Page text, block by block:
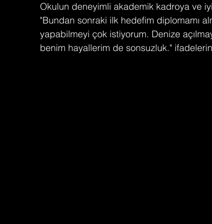
Okulun deneyimli akademik kadroya ve
"Bundan sonraki ilk hedefim diplomamı
yapabilmeyi çok istiyorum. Denize
benim hayallerim de sonsuzluk."